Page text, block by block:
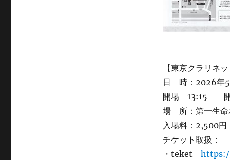
【東京クラリネ
日 時：2026年5
開場 13:15
場 所：第一生命
入場料：2,500
チケット取扱：
・teket